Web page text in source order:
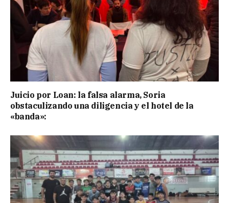
Juicio por Loan: la falsa alarma, Soria
obstaculizando una diligencia y el hotel de la
«banda»: